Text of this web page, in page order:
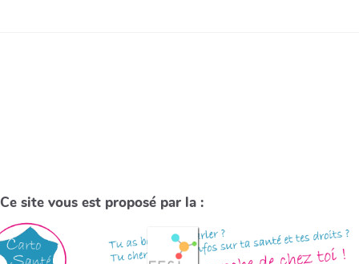
Ce site vous est proposé par la :